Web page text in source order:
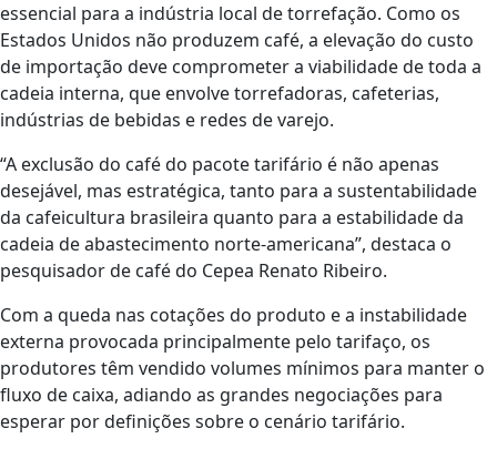
essencial para a indústria local de torrefação. Como os
Estados Unidos não produzem café, a elevação do custo
de importação deve comprometer a viabilidade de toda a
cadeia interna, que envolve torrefadoras, cafeterias,
indústrias de bebidas e redes de varejo.
“A exclusão do café do pacote tarifário é não apenas
desejável, mas estratégica, tanto para a sustentabilidade
da cafeicultura brasileira quanto para a estabilidade da
cadeia de abastecimento norte-americana”, destaca o
pesquisador de café do Cepea Renato Ribeiro.
Com a queda nas cotações do produto e a instabilidade
externa provocada principalmente pelo tarifaço, os
produtores têm vendido volumes mínimos para manter o
fluxo de caixa, adiando as grandes negociações para
esperar por definições sobre o cenário tarifário.